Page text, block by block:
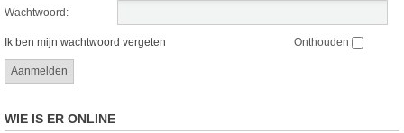
Wachtwoord:
Ik ben mijn wachtwoord vergeten Onthouden
WIE IS ER ONLINE